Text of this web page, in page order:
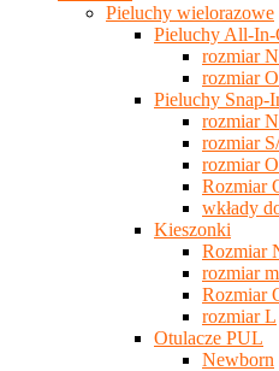
Pieluchy wielorazowe
Pieluchy All-In-
rozmiar
rozmiar
Pieluchy Snap-
rozmiar
rozmiar
rozmiar
Rozmiar
wkłady
Kieszonki
Rozmiar
rozmiar
Rozmiar
rozmiar L
Otulacze PUL
Newborn